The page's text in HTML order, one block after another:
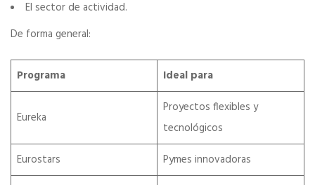
El sector de actividad.
De forma general:
Programa Ideal para
Eureka
Proyectos flexibles y
tecnológicos
Eurostars
Pymes innovadoras